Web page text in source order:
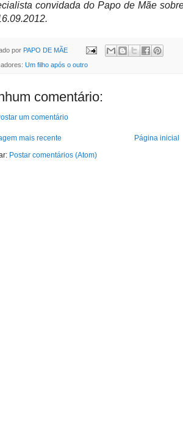
convidada do Papo de Mãe
por PAPO DE MÃE
Um filho após o outro
comentário:
um comentário
mais recente
Página inicial
Postar comentários (Atom)